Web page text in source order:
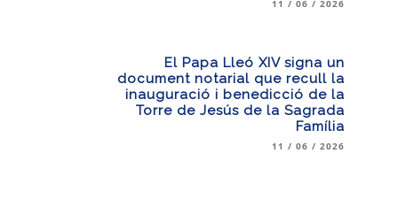
11 / 06 / 2026
El Papa Lleó XIV signa un
document notarial que recull la
inauguració i benedicció de la
Torre de Jesús de la Sagrada
Família
11 / 06 / 2026